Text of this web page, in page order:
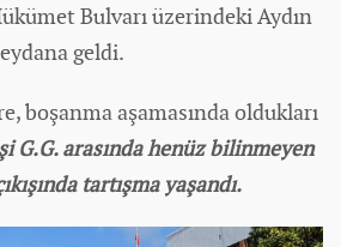
Bulvarı üzerindeki Aydın
geldi.
boşanma aşamasında oldukları
G.G. arasında henüz bilinmeyen
tartışma yaşandı.